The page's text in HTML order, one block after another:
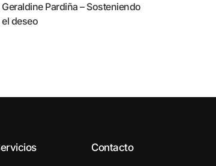
Geraldine Pardiña – Sosteniendo
el deseo
Servicios Contacto